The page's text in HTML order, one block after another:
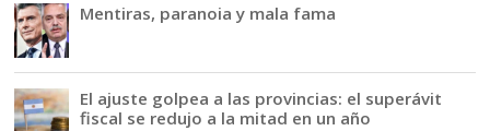
Mentiras, paranoia y mala fama
El ajuste golpea a las provincias: el superávit
fiscal se redujo a la mitad en un año